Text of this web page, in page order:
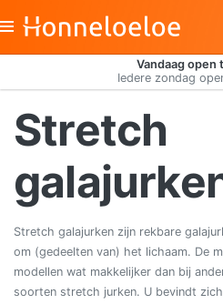
Vandaag open
Iedere zondag
Stretch
Stretch galajurken zijn rekbare
om (gedeelten van) het lichaam. De
modellen wat makkelijker dan bij
soorten stretch jurken. U bevindt